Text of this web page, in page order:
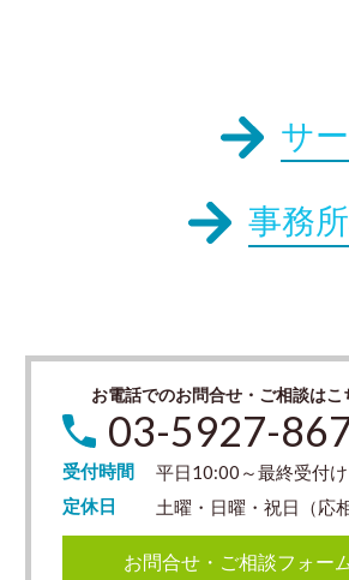
サ
事務
お電話でのお問合せ・ご相談はこ
03-5927-
受付時間
平日10:00～最終受付
定休日
土曜・日曜・祝日（応
お問合せ・ご相談フォー